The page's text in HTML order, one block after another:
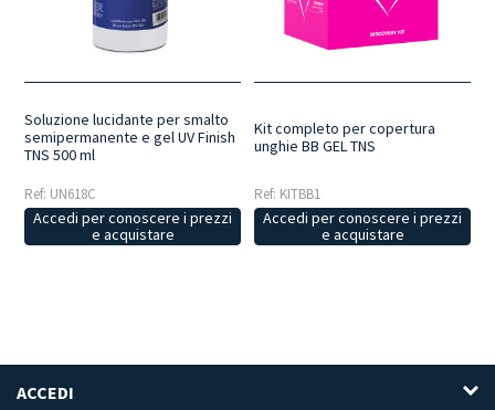
Soluzione lucidante per smalto
semipermanente e gel UV Finish
TNS 500 ml
Ref: UN618C
Accedi per conoscere i prezzi
e acquistare
Kit completo per copertura
unghie BB GEL TNS
Ref: KITBB1
Accedi per conoscere i prezzi
e acquistare
ACCEDI